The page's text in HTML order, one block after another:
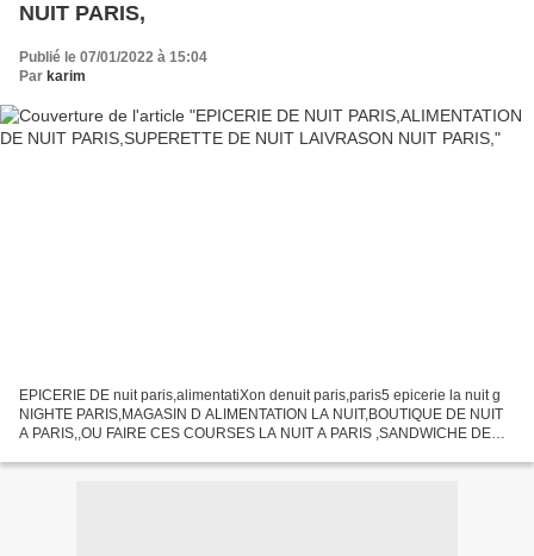
NUIT PARIS,
Publié le 07/01/2022 à 15:04
Par karim
EPICERIE DE nuit paris,alimentatiXon denuit paris,paris5 epicerie la nuit g
NIGHTE PARIS,MAGASIN D ALIMENTATION LA NUIT,BOUTIQUE DE NUIT
A PARIS,,OU FAIRE CES COURSES LA NUIT A PARIS ,SANDWICHE DE
RODER...